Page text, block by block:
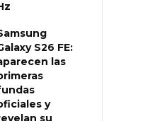
S26 FE:
las
y
su